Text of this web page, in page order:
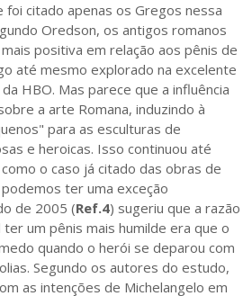
citado apenas os Gregos nessa
Oredson, os antigos romanos
positiva em relação aos pênis de
até mesmo explorado na excelente
HBO. Mas parece que a influência
a arte Romana, induzindo à
para as esculturas de
e heroicas. Isso continuou até
o caso já citado das obras de
ter uma exceção
de 2005 (Ref.4) sugeriu que a razão
um pênis mais humilde era que o
quando o herói se deparou com
Segundo os autores do estudo,
as intenções de Michelangelo em